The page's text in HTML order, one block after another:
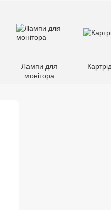
Лампи для
монітора